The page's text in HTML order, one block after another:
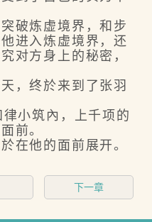
炼虚境界，和步
进入炼虚境界，还
对方身上的秘密，
终於来到了张羽
小筑內，上千项的
前。
他的面前展开。
下一章